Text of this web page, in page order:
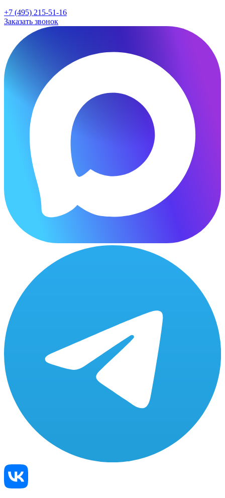
+7 (495) 215-51-16
Заказать звонок